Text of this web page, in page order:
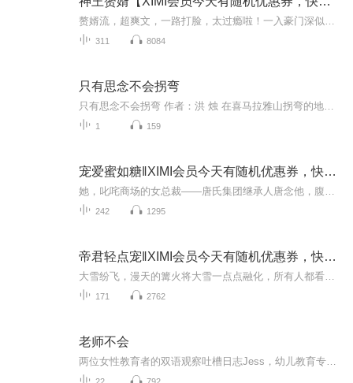
311 8084
只有思念不会拐弯
1 159
宠爱蜜如糖‖XIMI会员今天有随机优惠券，快加入吧
242 1295
帝君轻点宠‖XIMI会员今天有随机优惠券，快加入吧
171 2762
老师不会